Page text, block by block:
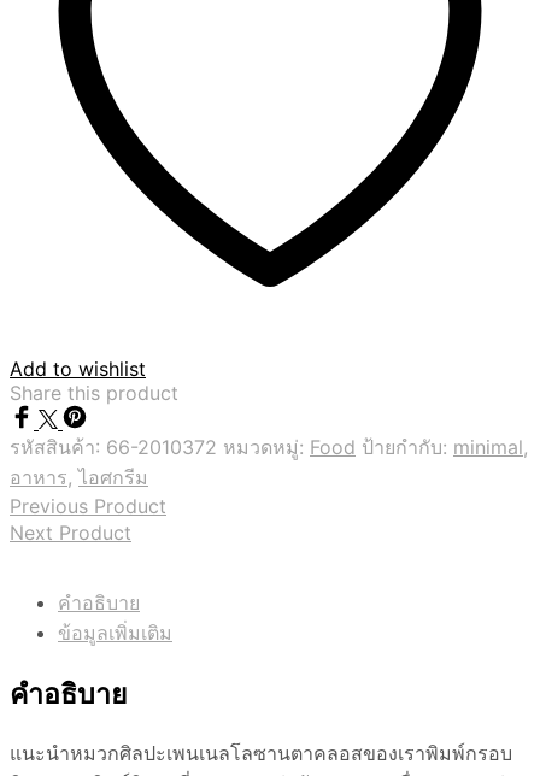
Add to wishlist
Share this product
รหัสสินค้า: 66-2010372 หมวดหมู่: Food ป้ายกำกับ: minimal,
อาหาร,ไอศกรีม
Previous Product
Next Product
คำอธิบาย
ข้อมูลเพิ่มเติม
คำอธิบาย
แนะนำหมวกศิลปะเพนเนลโลซานตาคลอสของเราพิมพ์กรอบ